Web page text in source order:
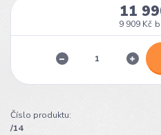
11
9 909 Kč
Číslo produktu:
/14